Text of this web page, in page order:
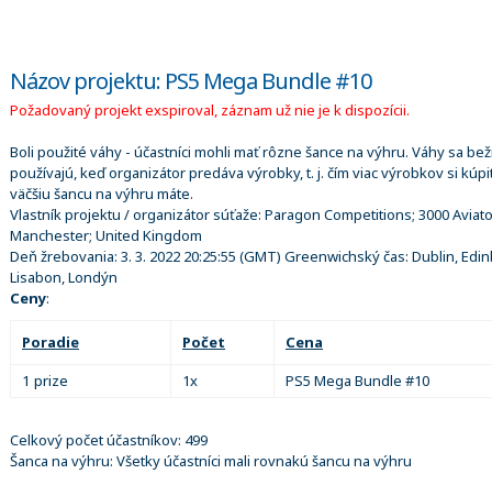
Názov projektu: PS5 Mega Bundle #10
Požadovaný projekt exspiroval, záznam už nie je k dispozícii.
Boli použité váhy - účastníci mohli mať rôzne šance na výhru. Váhy sa
používajú, keď organizátor predáva výrobky, t. j. čím viac výrobkov si
väčšiu šancu na výhru máte.
Vlastník projektu / organizátor súťaže: Paragon Competitions; 3000
Manchester; United Kingdom
Deň žrebovania: 3. 3. 2022 20:25:55 (GMT) Greenwichský čas: Dublin,
Lisabon, Londýn
Ceny:
Poradie Počet
Cena
1 prize
1x PS5 Mega Bundle #10
Celkový počet účastníkov: 499
Šanca na výhru: Všetky účastníci mali rovnakú šancu na výhru